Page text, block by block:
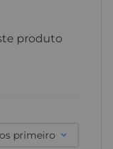
produto
primeiro